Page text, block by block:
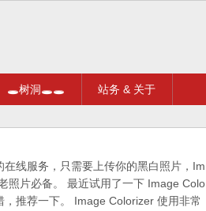
🕳树洞🕳🕳 站务 & 关于
线服务，只需要上传你的黑白照片，Im
照片必备。 最近试用了一下 Image Colo
推荐一下。 Image Colorizer 使用非常